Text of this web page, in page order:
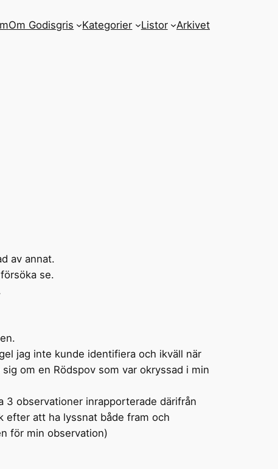
Om Godisgris Kategorier Listor Arkivet
av annat.
se.
jag inte kunde identifiera och ikväll när
om en Rödspov som var okryssad i min
3 observationer inrapporterade därifrån
efter att ha lyssnat både fram och
för min observation)